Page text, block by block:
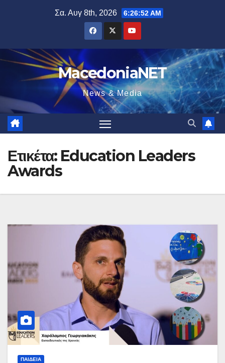
Σα. Αυγ 8th, 2026 6:26:53 AM
MacedoniaNET
News & Media
Ετικέτα: Education Leaders
Awards
ΠΑΙΔΕΊΑ